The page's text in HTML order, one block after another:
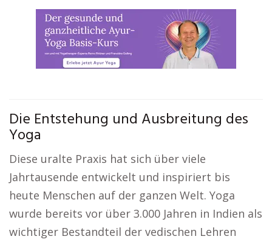
Die Entstehung und Ausbreitung des
Yoga
Diese uralte Praxis hat sich über viele
Jahrtausende entwickelt und inspiriert bis
heute Menschen auf der ganzen Welt. Yoga
wurde bereits vor über 3.000 Jahren in Indien als
wichtiger Bestandteil der vedischen Lehren